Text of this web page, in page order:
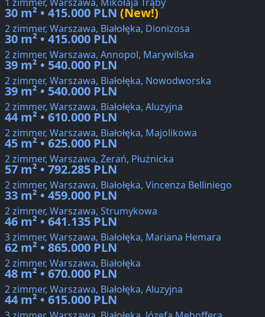
30 m² • 415.000 PLN (New!)
2 zimmer, Warszawa, Białołęka, Dionizosa
30 m² • 415.000 PLN
2 zimmer, Warszawa, Annopol, Marywilska
39 m² • 540.000 PLN
2 zimmer, Warszawa, Białołęka, Nowodworska
39 m² • 540.000 PLN
2 zimmer, Warszawa, Białołęka, Aluzyjna
44 m² • 610.000 PLN
2 zimmer, Warszawa, Białołęka, Majolikowa
45 m² • 625.000 PLN
2 zimmer, Warszawa, Żerań, Płużnicka
57 m² • 792.285 PLN
2 zimmer, Warszawa, Białołęka, Vincenza Belliniego
33 m² • 459.000 PLN
2 zimmer, Warszawa, Strumykowa
46 m² • 641.135 PLN
3 zimmer, Warszawa, Białołęka, Mariana Hemara
62 m² • 865.000 PLN
2 zimmer, Warszawa, Białołęka
48 m² • 670.000 PLN
2 zimmer, Warszawa, Białołęka, Aluzyjna
44 m² • 615.000 PLN